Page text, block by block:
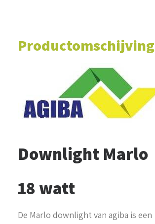
Productomschijving
Downlight Marlo
18 watt
De Marlo downlight van agiba is een